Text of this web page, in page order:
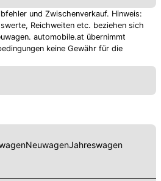
und Zwischenverkauf. Hinweis:
Reichweiten etc. beziehen sich
automobile.at übernimmt
keine Gewähr für die
NeuwagenJahreswagen